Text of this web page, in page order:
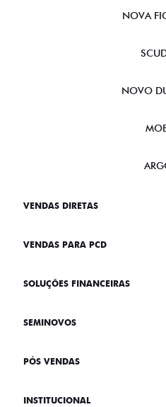
NOVA
NOVO
VENDAS DIRETAS
VENDAS PARA PCD
SOLUÇÕES FINANCEIRAS
SEMINOVOS
PÓS VENDAS
INSTITUCIONAL